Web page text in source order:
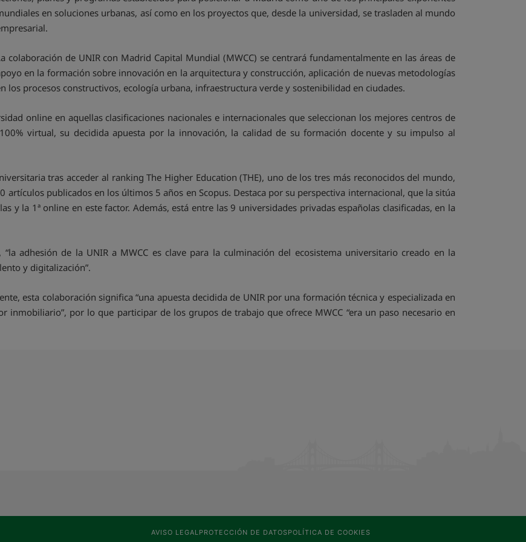
en soluciones urbanas, así como en los proyectos que, desde la universidad, se trasladen al mundo
colaboración de UNIR con Madrid Capital Mundial (MWCC) se centrará fundamentalmente en las áreas de
en la formación sobre innovación en la arquitectura y construcción, aplicación de nuevas metodologías
los procesos constructivos, ecología urbana, infraestructura verde y sostenibilidad en ciudades.
online en aquellas clasificaciones nacionales e internacionales que seleccionan los mejores centros de
virtual, su decidida apuesta por la innovación, la calidad de su formación docente y su impulso al
tras acceder al ranking The Higher Education (THE), uno de los tres más reconocidos del mundo,
artículos publicados en los últimos 5 años en Scopus. Destaca por su perspectiva internacional, que la sitúa
y la 1ª online en este factor. Además, está entre las 9 universidades privadas españolas clasificadas, en la
adhesión de la UNIR a MWCC es clave para la culminación del ecosistema universitario creado en la
y digitalización”.
esta colaboración significa “una apuesta decidida de UNIR por una formación técnica y especializada en
inmobiliario”, por lo que participar de los grupos de trabajo que ofrece MWCC “era un paso necesario en
AVISO LEGALPROTECCIÓN DE DATOSPOLÍTICA DE COOKIES